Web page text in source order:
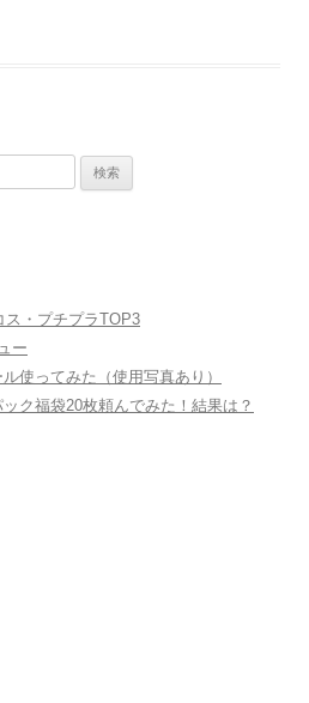
ス・プチプラTOP3
ー
使ってみた（使用写真あり）
ク福袋20枚頼んでみた！結果は？